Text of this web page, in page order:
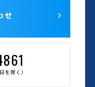
せ
除く）